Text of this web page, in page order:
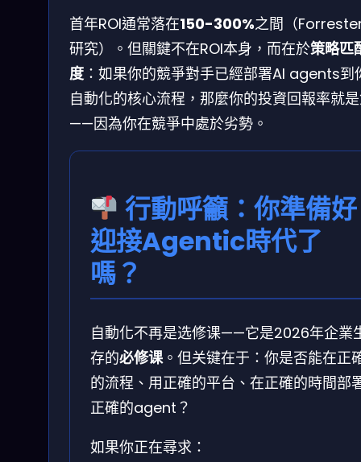
首年ROI通常落在150-300%之間（
研究）。但關鍵不在ROI本身，而在於策略匹
度 ：如果你的競爭對手已經部署AI agents到
自動化的核心流程，那麼你的投資回報率就是
——因為你在競爭中處於劣勢。
行動呼籲：你準備好
迎接Agentic時代了
嗎？
自動化不再是选修课——它是2026年企業
存的必修课。但关键在于：你是否能在正
的流程、用正確的平台、在正確的時間部
正確的agent？
如果你正在尋求：